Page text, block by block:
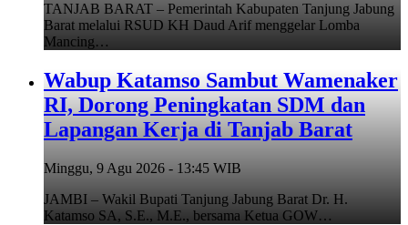
TANJAB BARAT – Pemerintah Kabupaten Tanjung Jabung
Barat melalui RSUD KH Daud Arif menggelar Lomba
Mancing…
Wabup Katamso Sambut Wamenaker
RI, Dorong Peningkatan SDM dan
Lapangan Kerja di Tanjab Barat
Minggu, 9 Agu 2026 - 13:45 WIB
JAMBI – Wakil Bupati Tanjung Jabung Barat Dr. H.
Katamso SA, S.E., M.E., bersama Ketua GOW…